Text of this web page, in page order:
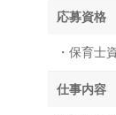
応募資格
・保育士
仕事内容